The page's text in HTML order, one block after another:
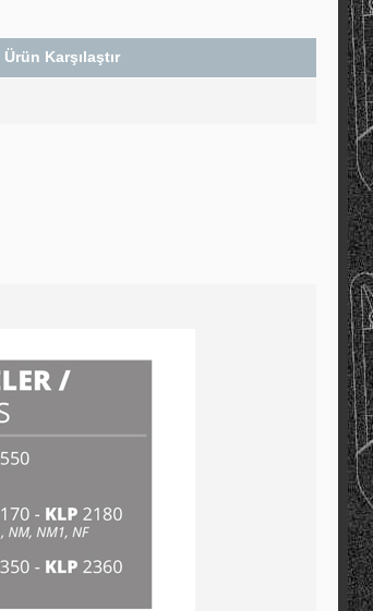
Ürün Karşılaştır